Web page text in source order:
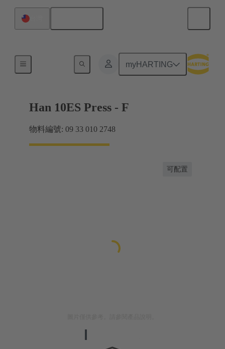
myHARTING
電流高達 16 A
Han 10ES Press - F
物料編號: 09 33 010 2748
可配置